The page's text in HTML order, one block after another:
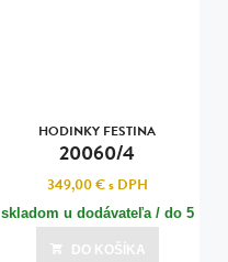
HODINKY FESTINA
20060/4
349,00 €s DPH
skladom u dodávateľa / do 5
dní
DO KOŠÍKA